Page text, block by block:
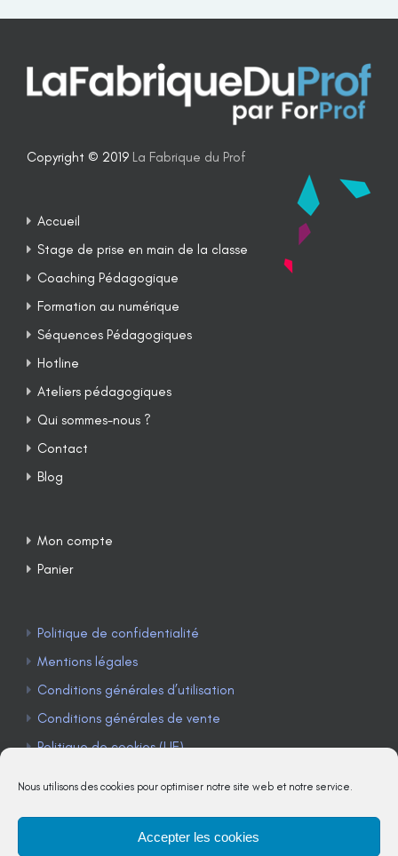
Nous utilisons des cookies pour optimiser notre site web et notre service.
Accepter les cookies
Copyright © 2019 La Fabrique du Prof
Accueil
Stage de prise en main de la classe
Coaching Pédagogique
Formation au numérique
Séquences Pédagogiques
Hotline
Ateliers pédagogiques
Qui sommes-nous ?
Contact
Blog
Mon compte
Panier
Politique de confidentialité
Mentions légales
Conditions générales d’utilisation
Conditions générales de vente
Politique de cookies (UE)